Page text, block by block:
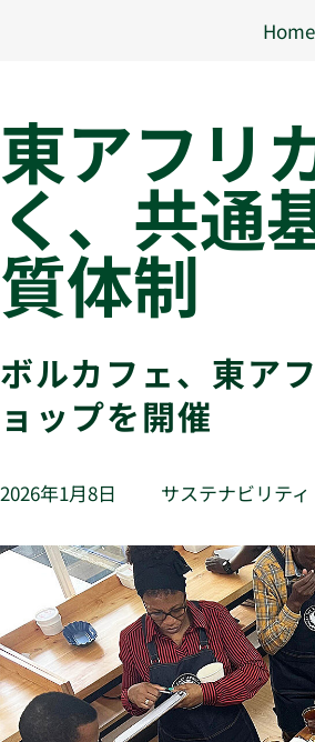
Home
東アフリ
く、共通
質体制
ボルカフェ、東ア
ョップを開催
2026年1月8日 サステナビリティ